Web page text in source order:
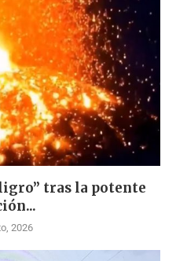
tras la potente
2026